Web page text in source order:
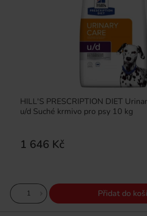
HILL'S PRESCRIPTION DIET
u/d Suché krmivo pro psy 10 kg
1 646 Kč
Přidat do